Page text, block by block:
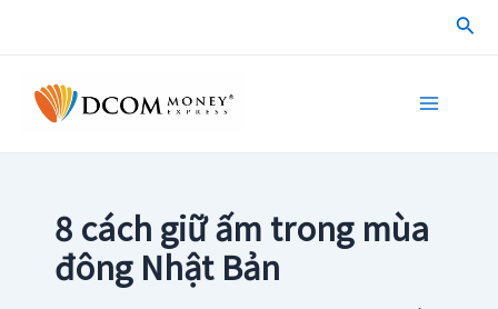
8 cách giữ ấm trong mùa
đông Nhật Bản